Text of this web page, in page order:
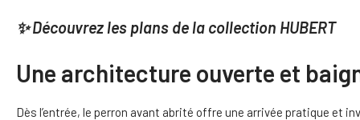
✨ Découvrez les plans de la collection HUBERT
Une architecture ouverte et
Dès l’entrée, le perron avant abrité offre une arrivée pratique et